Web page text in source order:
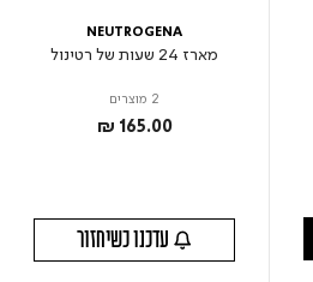
NEUTROGENA
מארז 24 שעות של רטינול
2 מוצרים
₪ 165.00